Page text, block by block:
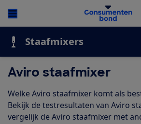
Staafmixers
Aviro staafmixer
Welke Aviro staafmixer komt als
Bekijk de testresultaten van Aviro
vergelijk de Aviro staafmixer met